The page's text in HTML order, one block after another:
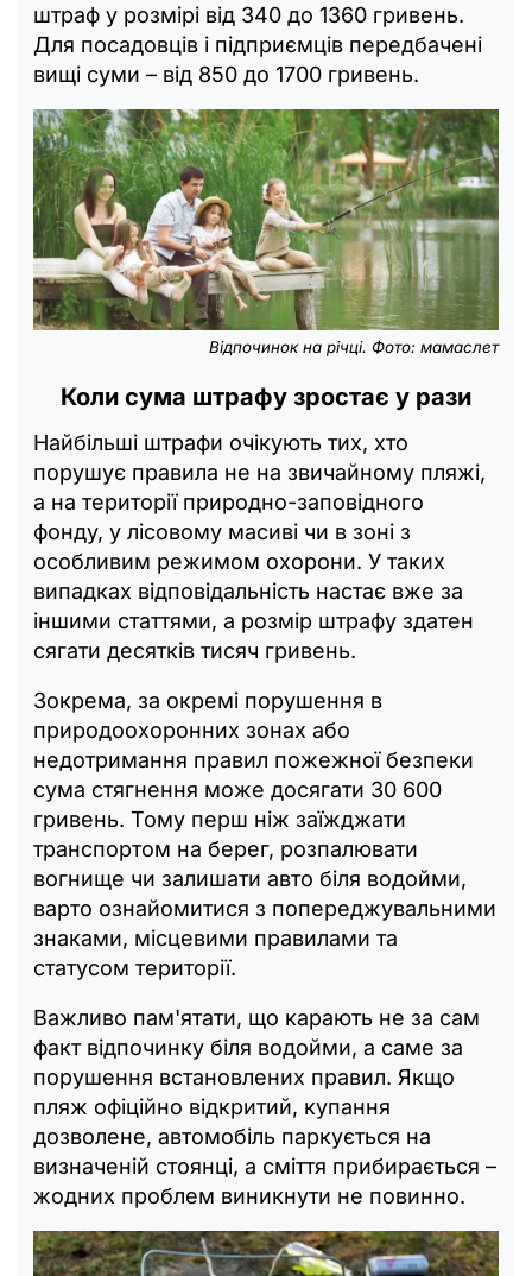
штраф у розмірі від 340 до 1360 гривень.
Для посадовців і підприємців передбачені
вищі суми – від 850 до 1700 гривень.
Відпочинок на річці. Фото: мамаслет
Коли сума штрафу зростає у рази
Найбільші штрафи очікують тих, хто
порушує правила не на звичайному пляжі,
а на території природно-заповідного
фонду, у лісовому масиві чи в зоні з
особливим режимом охорони. У таких
випадках відповідальність настає вже за
іншими статтями, а розмір штрафу здатен
сягати десятків тисяч гривень.
Зокрема, за окремі порушення в
природоохоронних зонах або
недотримання правил пожежної безпеки
сума стягнення може досягати 30 600
гривень. Тому перш ніж заїжджати
транспортом на берег, розпалювати
вогнище чи залишати авто біля водойми,
варто ознайомитися з попереджувальними
знаками, місцевими правилами та
статусом території.
Важливо пам'ятати, що карають не за сам
факт відпочинку біля водойми, а саме за
порушення встановлених правил. Якщо
пляж офіційно відкритий, купання
дозволене, автомобіль паркується на
визначеній стоянці, а сміття прибирається –
жодних проблем виникнути не повинно.